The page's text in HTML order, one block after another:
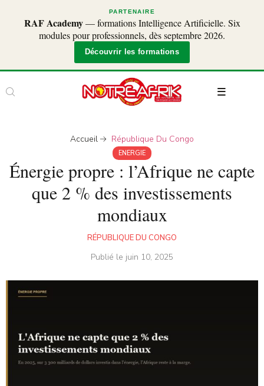
PARTENAIRE
RAF Academy— formations Intelligence Artificielle. Six
modules pour professionnels, dès septembre 2026.
Découvrir les formations
Accueil République Du Congo
ENERGIE
Énergie propre : l’Afrique ne capte
que 2 % des investissements
mondiaux
RÉPUBLIQUE DU CONGO
Publié le juin 10, 2025